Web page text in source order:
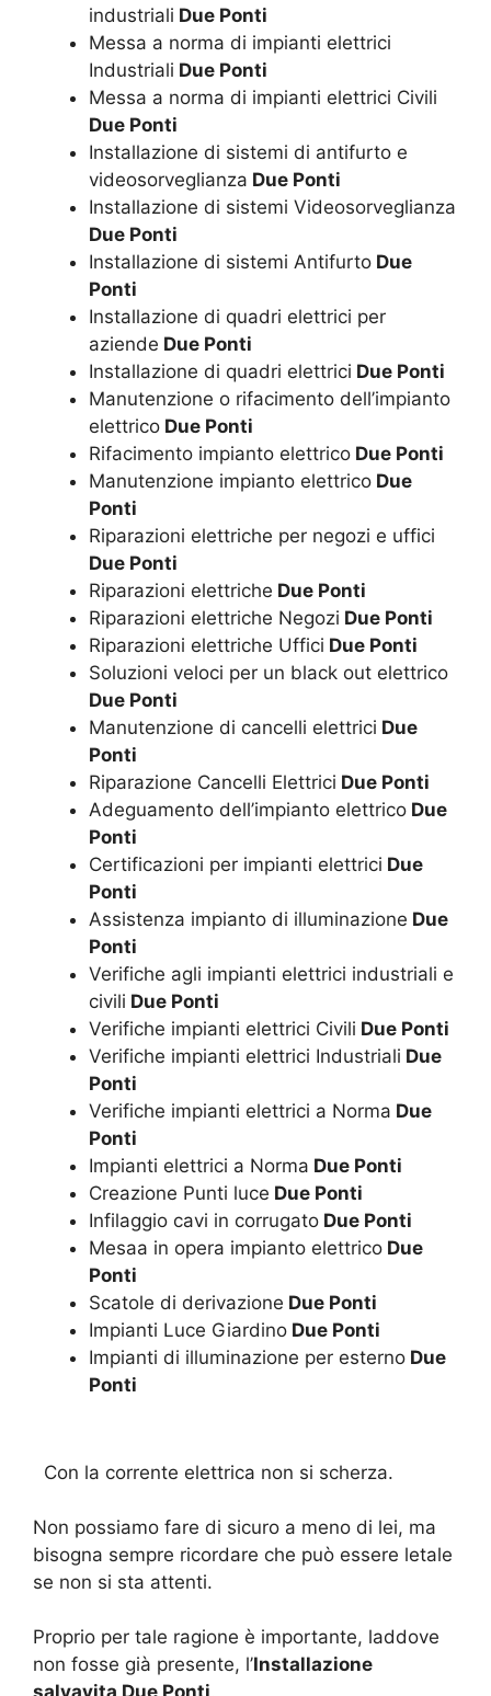
industriali Due Ponti
Messa a norma di impianti elettrici
Industriali Due Ponti
Messa a norma di impianti elettrici Civili
Due Ponti
Installazione di sistemi di antifurto e
videosorveglianza Due Ponti
Installazione di sistemi Videosorveglianza
Due Ponti
Installazione di sistemi Antifurto Due
Ponti
Installazione di quadri elettrici per
aziende Due Ponti
Installazione di quadri elettrici Due Ponti
Manutenzione o rifacimento dell’impianto
elettrico Due Ponti
Rifacimento impianto elettrico Due Ponti
Manutenzione impianto elettrico Due
Ponti
Riparazioni elettriche per negozi e uffici
Due Ponti
Riparazioni elettriche Due Ponti
Riparazioni elettriche Negozi Due Ponti
Riparazioni elettriche Uffici Due Ponti
Soluzioni veloci per un black out elettrico
Due Ponti
Manutenzione di cancelli elettrici Due
Ponti
Riparazione Cancelli Elettrici Due Ponti
Adeguamento dell’impianto elettrico Due
Ponti
Certificazioni per impianti elettrici Due
Ponti
Assistenza impianto di illuminazione Due
Ponti
Verifiche agli impianti elettrici industriali e
civili Due Ponti
Verifiche impianti elettrici Civili Due Ponti
Verifiche impianti elettrici Industriali Due
Ponti
Verifiche impianti elettrici a Norma Due
Ponti
Impianti elettrici a Norma Due Ponti
Creazione Punti luce Due Ponti
Infilaggio cavi in corrugato Due Ponti
Mesaa in opera impianto elettrico Due
Ponti
Scatole di derivazione Due Ponti
Impianti Luce Giardino Due Ponti
Impianti di illuminazione per esterno Due
Ponti
Con la corrente elettrica non si scherza.
Non possiamo fare di sicuro a meno di lei, ma
bisogna sempre ricordare che può essere letale
se non si sta attenti.
Proprio per tale ragione è importante, laddove
non fosse già presente, l’Installazione